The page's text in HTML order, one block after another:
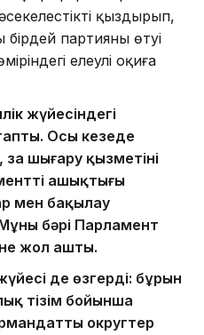
қыздырып,
партияның өтуі
елеулі оқиға
жүйесіндегі
Осы кезеңде
шығару қызметінің
ашықтығы
мен бақылау
Мұның бәрі Парламент
жол ашты.
де өзгерді: бұрын
тізім бойынша
округтер